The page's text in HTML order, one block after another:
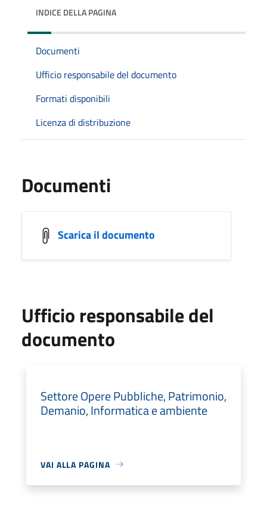
INDICE DELLA PAGINA
Documenti
Ufficio responsabile del documento
Formati disponibili
Licenza di distribuzione
Documenti
Scarica il documento
Ufficio responsabile del
documento
Settore Opere Pubbliche, Patrimonio,
Demanio, Informatica e ambiente
VAI ALLA PAGINA